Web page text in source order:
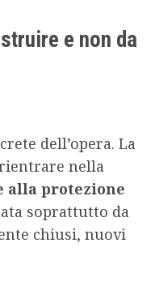
e non da
dell’opera. La
nella
alla protezione
soprattutto da
chiusi, nuovi